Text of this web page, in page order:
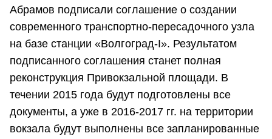
Абрамов подписали соглашение о создании
современного транспортно-пересадочного узла
на базе станции «Волгоград-I». Результатом
подписанного соглашения станет полная
реконструкция Привокзальной площади. В
течении 2015 года будут подготовлены все
документы, а уже в 2016-2017 гг. на территории
вокзала будут выполнены все запланированные